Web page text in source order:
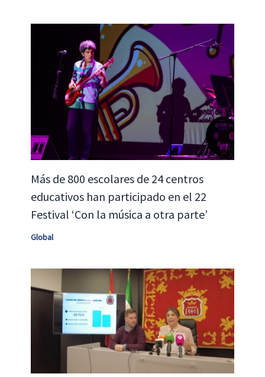
Más de 800 escolares de 24 centros
educativos han participado en el 22
Festival ‘Con la música a otra parte’
Global